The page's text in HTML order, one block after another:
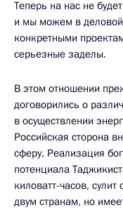
Теперь на нас не
и мы можем в деловой
конкретными
серьезные заделы.
В этом отношении
договорились о
в осуществлении
Российская сторона
сферу. Реализация
потенциала
киловатт-часов,
двум странам, но